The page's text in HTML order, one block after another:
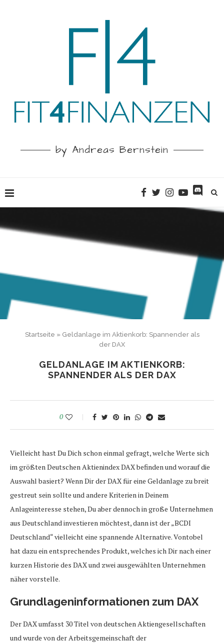
by Andreas Bernstein
Startseite » Geldanlage im Aktienkorb: Spannender als
der DAX
GELDANLAGE IM AKTIENKORB:
SPANNENDER ALS DER DAX
0
Vielleicht hast Du Dich schon einmal gefragt, welche Werte sich
im größten Deutschen Aktienindex DAX befinden und worauf die
Auswahl basiert? Wenn Dir der DAX für eine Geldanlage zu breit
gestreut sein sollte und andere Kriterien in Deinem
Anlageinteresse stehen, Du aber dennoch in große Unternehmen
aus Deutschland investieren möchtest, dann ist der „BCDI
Deutschland“ vielleicht eine spannende Alternative. Vontobel
hat dazu ein entsprechendes Produkt, welches ich Dir nach einer
kurzen Historie des DAX und zwei ausgewählten Unternehmen
näher vorstelle.
Grundlageninformationen zum DAX
Der DAX umfasst 30 Titel von deutschen Aktiengesellschaften
und wurde von der Arbeitsgemeinschaft der